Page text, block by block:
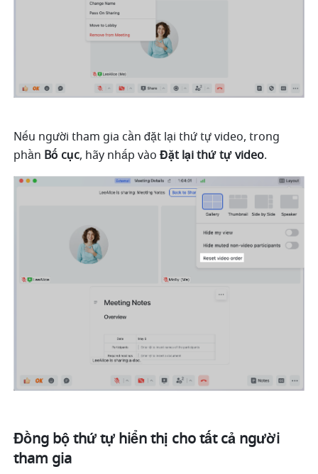
Nếu người tham gia cần đặt lại thứ tự video, trong
phần Bố cục, hãy nhấp vào Đặt lại thứ tự video.
Đồng bộ thứ tự hiển thị cho tất cả người
tham gia